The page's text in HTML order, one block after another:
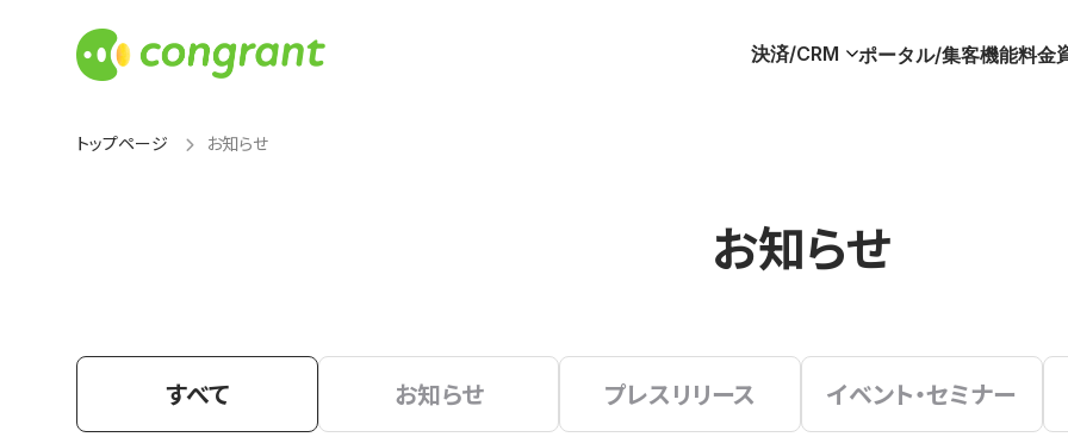
決済/CRM ポータル/集客機能料金
トップページ お知らせ
お知らせ
すべて お知らせ プレスリリース イベント・セミナー